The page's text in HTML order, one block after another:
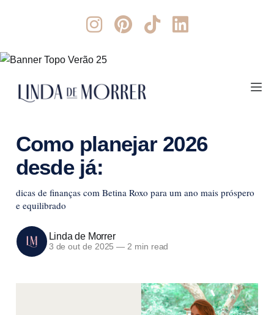
Como planejar 2026
desde já:
dicas de finanças com Betina Roxo para um ano mais próspero
e equilibrado
Linda de Morrer
3 de out de 2025 — 2 min read